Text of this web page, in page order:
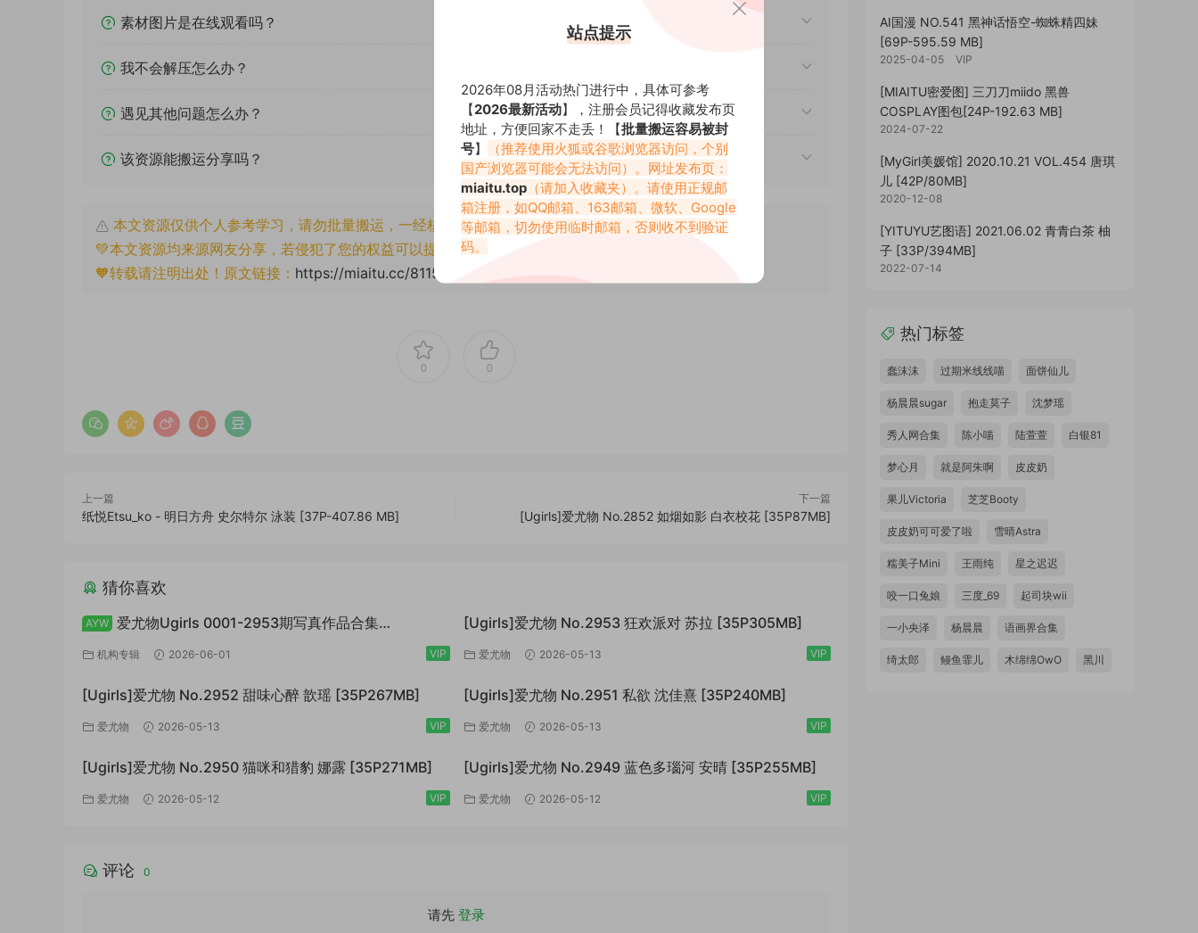
素材图片是在线观看吗？
我不会解压怎么办？
遇见其他问题怎么办？
该资源能搬运分享吗？
本文资源仅供个人参考学习，请勿批量搬运，一经核实将封禁账号权限！
💚本文资源均来源网友分享，若侵犯了您的权益可以提交工单处理。
🧡转载请注明出处！原文链接： https://miaitu.cc/81159.html
0 0
上一篇
纸悦Etsu_ko - 明日方舟 史尔特尔 泳装 [37P-407.86 MB]
下一篇
[Ugirls]爱尤物 No.2852 如烟如影 白衣校花 [35P87MB]
猜你喜欢
AYW 爱尤物Ugirls 0001-2953期写真作品合集
[74766P+/147GB]
机构专辑 2026-06-01 VIP
[Ugirls]爱尤物 No.2953 狂欢派对 苏拉 [35P305MB]
爱尤物 2026-05-13 VIP
[Ugirls]爱尤物 No.2952 甜味心醉 歆瑶 [35P267MB]
爱尤物 2026-05-13 VIP
[Ugirls]爱尤物 No.2951 私欲 沈佳熹 [35P240MB]
爱尤物 2026-05-13 VIP
[Ugirls]爱尤物 No.2950 猫咪和猎豹 娜露 [35P271MB]
爱尤物 2026-05-12 VIP
[Ugirls]爱尤物 No.2949 蓝色多瑙河 安晴 [35P255MB]
爱尤物 2026-05-12 VIP
评论 0
请先 登录
AI国漫 NO.541 黑神话悟空-蜘蛛精四妹
[69P-595.59 MB]
2025-04-05 VIP
[MIAITU密爱图] 三刀刀miido 黑兽
COSPLAY图包[24P-192.63 MB]
2024-07-22
[MyGirl美媛馆] 2020.10.21 VOL.454 唐琪
儿 [42P/80MB]
2020-12-08
[YITUYU艺图语] 2021.06.02 青青白茶 柚
子 [33P/394MB]
2022-07-14
热门标签
蠢沫沫 过期米线线喵 面饼仙儿
杨晨晨sugar 抱走莫子 沈梦瑶
秀人网合集 陈小喵 陆萱萱 白银81
梦心月 就是阿朱啊 皮皮奶
果儿Victoria 芝芝Booty
皮皮奶可可爱了啦 雪晴Astra
糯美子Mini 王雨纯 星之迟迟
咬一口兔娘 三度_69 起司块wii
一小央泽 杨晨晨 语画界合集
绮太郎 鳗鱼霏儿 木绵绵OwO 黑川
站点提示
2026年08月活动热门进行中，具体可参考
【2026最新活动】，注册会员记得收藏发布页
地址，方便回家不走丢！【批量搬运容易被封
号】
（推荐使用火狐或谷歌浏览器访问，个别
国产浏览器可能会无法访问）。网址发布页：
miaitu.top （请加入收藏夹）。请使用正规邮
箱注册，如QQ邮箱、163邮箱、微软、Google
等邮箱，切勿使用临时邮箱，否则收不到验证
码。